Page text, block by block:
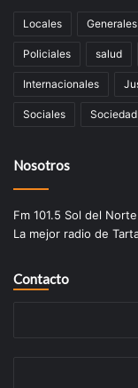
Locales Generales
Policiales salud
Internacionales
Sociales Sociedad
Nosotros
Fm 101.5 Sol del Norte
La mejor radio de
Contacto